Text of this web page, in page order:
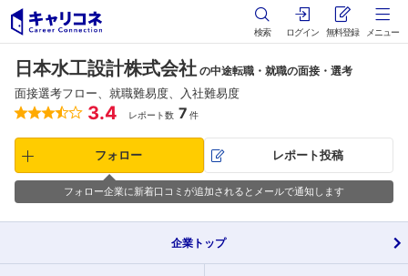
検索 ログイン 無料登録 メニュー
日本水工設計株式会社 の中途転職・就職の面接・選考
面接選考フロー、就職難易度、入社難易度
3.4 レポート数 7 件
フォロー レポート投稿
フォロー企業に新着口コミが追加されるとメールで通知します
企業 トップ